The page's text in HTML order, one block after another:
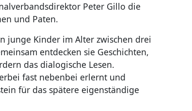
Peter Gillo die
und Paten.
junge Kinder im Alter zwischen drei
entdecken sie Geschichten,
das dialogische Lesen.
fast nebenbei erlernt und
für das spätere eigenständige